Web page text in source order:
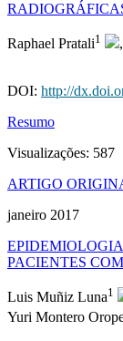
Raphael Pratali1
DOI: http://
Resumo
Visualizações: 587
ARTIGO
janeiro 2017
PACIENTES
Luis Muñiz Luna1
Yuri Montero